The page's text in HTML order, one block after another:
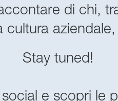
di chi,
Stay tuned!
e scopri le